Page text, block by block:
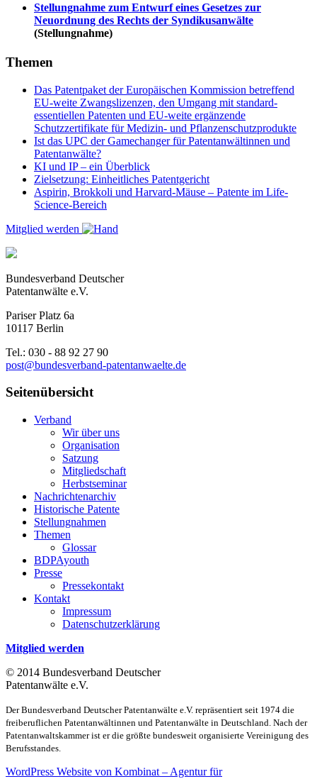
Stellungnahme zum Entwurf eines Gesetzes zur
Neuordnung des Rechts der Syndikusanwälte
(Stellungnahme)
Themen
Das Patentpaket der Europäischen Kommission betreffend
EU-weite Zwangslizenzen, den Umgang mit standard-
essentiellen Patenten und EU-weite ergänzende
Schutzzertifikate für Medizin- und Pflanzenschutzprodukte
Ist das UPC der Gamechanger für Patentanwältinnen und
Patentanwälte?
KI und IP – ein Überblick
Zielsetzung: Einheitliches Patentgericht
Aspirin, Brokkoli und Harvard-Mäuse – Patente im Life-
Science-Bereich
Mitglied werden
Bundesverband Deutscher
Patentanwälte e.V.
Pariser Platz 6a
10117 Berlin
Tel.: 030 - 88 92 27 90
post@bundesverband-patentanwaelte.de
Seitenübersicht
Verband
Wir über uns
Organisation
Satzung
Mitgliedschaft
Herbstseminar
Nachrichtenarchiv
Historische Patente
Stellungnahmen
Themen
Glossar
BDPAyouth
Presse
Pressekontakt
Kontakt
Impressum
Datenschutzerklärung
Mitglied werden
© 2014 Bundesverband Deutscher
Patentanwälte e.V.
Der Bundesverband Deutscher Patentanwälte e.V. repräsentiert seit 1974 die
freiberuflichen Patentanwältinnen und Patentanwälte in Deutschland. Nach der
Patentanwaltskammer ist er die größte bundesweit organisierte Vereinigung des
Berufsstandes.
WordPress Website von Kombinat – Agentur für